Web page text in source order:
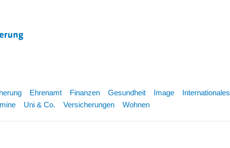
Ehrenamt Finanzen Gesundheit Image Internationales
Uni & Co. Versicherungen Wohnen